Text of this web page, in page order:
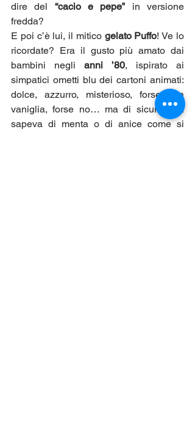
dire del “cacio e pepe” in versione
fredda?
E poi c’è lui, il mitico gelato Puffo! Ve lo
ricordate? Era il gusto più amato dai
bambini negli anni ’80, ispirato ai
simpatici ometti blu dei cartoni animati:
dolce, azzurro, misterioso, forse alla
vaniglia, forse no… ma di sicuro non
sapeva di menta o di anice come si